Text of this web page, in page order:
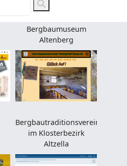
Bergbaumuseum
Altenberg
Bergbautraditionsvereine
im Klosterbezirk
Altzella